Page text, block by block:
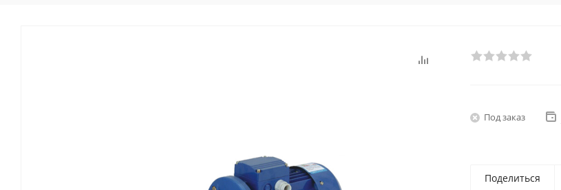
Под заказ
Поделиться